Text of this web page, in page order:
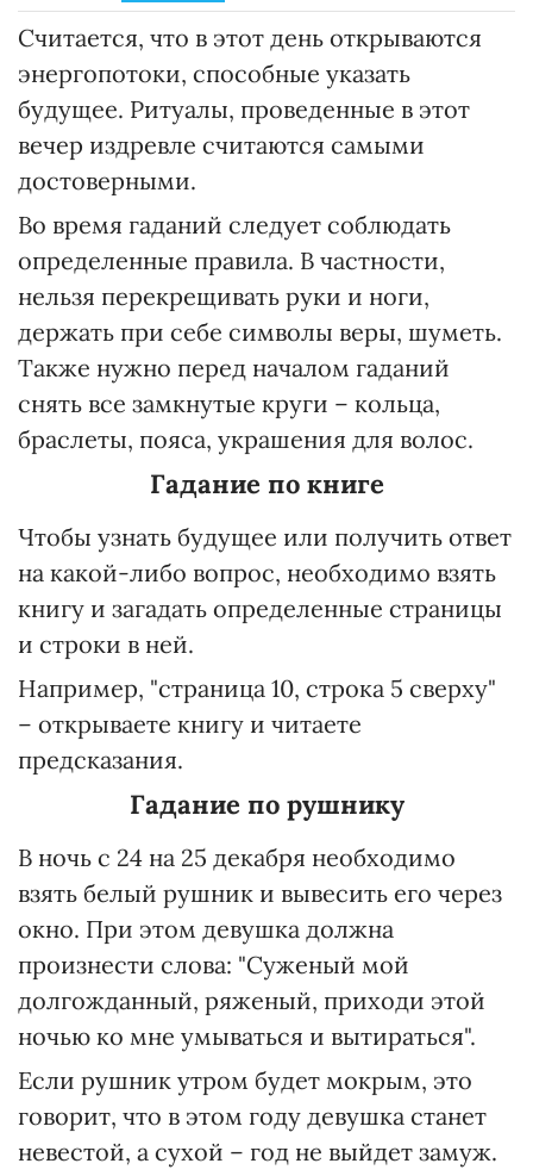
Считается, что в этот день открываются
энергопотоки, способные указать
будущее. Ритуалы, проведенные в этот
вечер издревле считаются самыми
достоверными.
Во время гаданий следует соблюдать
определенные правила. В частности,
нельзя перекрещивать руки и ноги,
держать при себе символы веры, шуметь.
Также нужно перед началом гаданий
снять все замкнутые круги – кольца,
браслеты, пояса, украшения для волос.
Гадание по книге
Чтобы узнать будущее или получить ответ
на какой-либо вопрос, необходимо взять
книгу и загадать определенные страницы
и строки в ней.
Например, "страница 10, строка 5 сверху"
– открываете книгу и читаете
предсказания.
Гадание по рушнику
В ночь с 24 на 25 декабря необходимо
взять белый рушник и вывесить его через
окно. При этом девушка должна
произнести слова: "Суженый мой
долгожданный, ряженый, приходи этой
ночью ко мне умываться и вытираться".
Если рушник утром будет мокрым, это
говорит, что в этом году девушка станет
невестой, а сухой – год не выйдет замуж.